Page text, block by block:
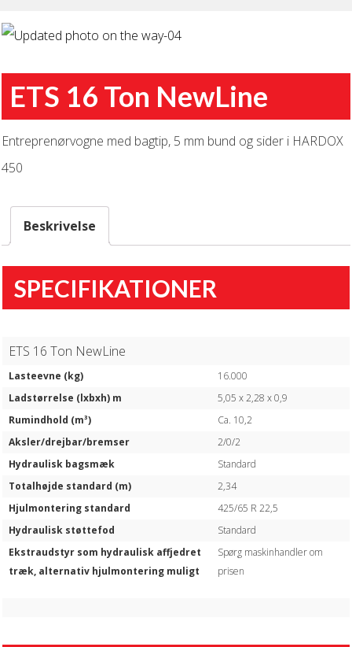
ETS 16 Ton NewLine
Entreprenørvogne med bagtip, 5 mm bund og sider i HARDOX
450
Beskrivelse
SPECIFIKATIONER
ETS 16 Ton NewLine
Lasteevne (kg)
16.000
Ladstørrelse (lxbxh) m
5,05 x 2,28 x 0,9
Rumindhold (m³)
Ca. 10,2
Aksler/drejbar/bremser
2/0/2
Hydraulisk bagsmæk
Standard
Totalhøjde standard (m)
2,34
Hjulmontering standard
425/65 R 22,5
Hydraulisk støttefod
Standard
Ekstraudstyr som hydraulisk affjedret
træk, alternativ hjulmontering muligt
Spørg maskinhandler om
prisen